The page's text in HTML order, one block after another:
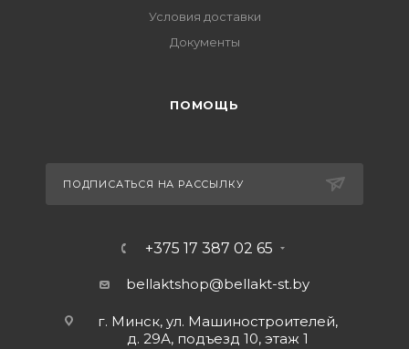
Условия доставки
Документы
ПОМОЩЬ
ПОДПИСАТЬСЯ НА РАССЫЛКУ
+375 17 387 02 65
bellaktshop@bellakt-st.by
г. Минск, ул. Машиностроителей,
д. 29А, подъезд 10, этаж 1